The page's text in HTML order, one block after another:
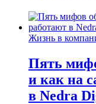
Жизнь в
Пять
и как на
в Nedra